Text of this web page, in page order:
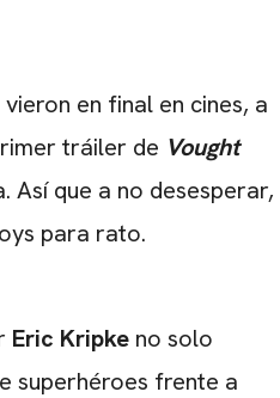
en final en cines, a
tráiler de Vought
Así que a no desesperar,
para rato.
Eric Kripke no solo
superhéroes frente a